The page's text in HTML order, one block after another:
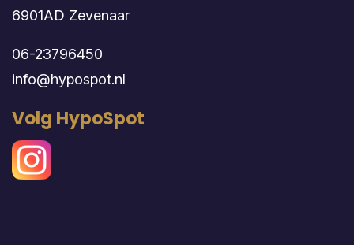
6901AD Zevenaar
06-23796450
info@hypospot.nl
Volg HypoSpot